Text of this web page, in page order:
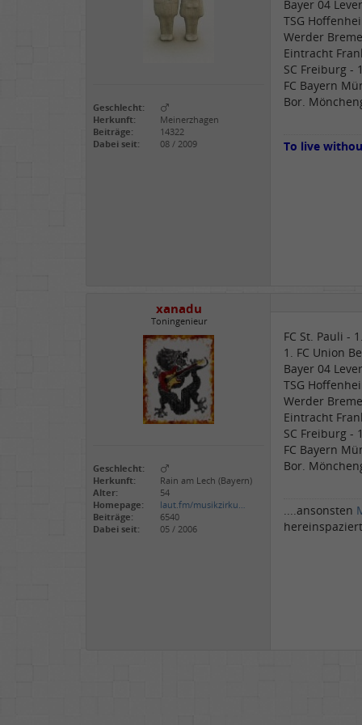
Geschlecht:
Herkunft:
Meinerzhagen
Beiträge:
14322
Dabei seit:
08 / 2009
Bayer 04
TSG
Werder
Eintracht
SC Freiburg -
FC Bayern
Bor.
To live
xanadu
Toningenieur
Geschlecht:
Herkunft:
Rain am Lech (Bayern)
Alter:
54
Homepage:
laut.fm/musikzirku…
Beiträge:
6540
Dabei seit:
05 / 2006
FC St. Pauli -
1. FC Union
Bayer 04
TSG
Werder
Eintracht
SC Freiburg -
FC Bayern
Bor.
....ansonsten